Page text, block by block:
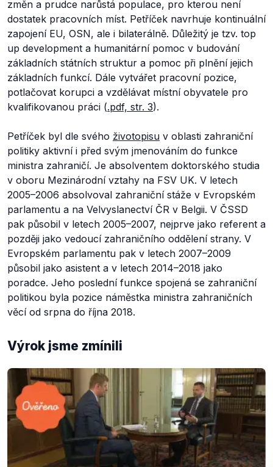
změn a prudce narůstá populace, pro kterou není
dostatek pracovních míst. Petříček navrhuje kontinuální
zapojení EU, OSN, ale i bilaterálně. Důležitý je tzv. top
up development a humanitární pomoc v budování
základních státních struktur a pomoc při plnění jejich
základních funkcí. Dále vytvářet pracovní pozice,
potlačovat korupci a vzdělávat místní obyvatele pro
kvalifikovanou práci (.pdf, str. 3).
Petříček byl dle svého životopisu v oblasti zahraniční
politiky aktivní i před svým jmenováním do funkce
ministra zahraničí. Je absolventem doktorského studia
v oboru Mezinárodní vztahy na FSV UK. V letech
2005–2006 absolvoval zahraniční stáže v Evropském
parlamentu a na Velvyslanectví ČR v Belgii. V ČSSD
pak působil v letech 2005–2007, nejprve jako referent a
později jako vedoucí zahraničního oddělení strany. V
Evropském parlamentu pak v letech 2007–2009
působil jako asistent a v letech 2014–2018 jako
poradce. Jeho poslední funkce spojená se zahraniční
politikou byla pozice náměstka ministra zahraničních
věcí od srpna do října 2018.
Výrok jsme zmínili